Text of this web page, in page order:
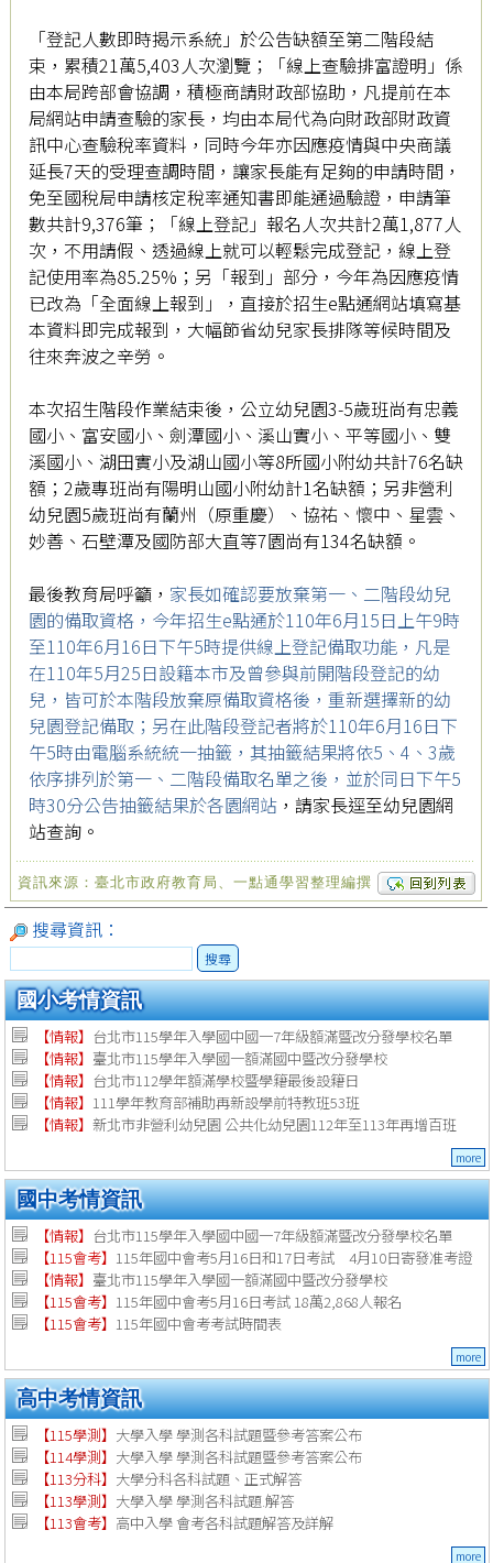
「登記人數即時揭示系統」於公告缺額至第二階段結
束，累積21萬5,403人次瀏覽；「線上查驗排富證明」係
由本局跨部會協調，積極商請財政部協助，凡提前在本
局網站申請查驗的家長，均由本局代為向財政部財政資
訊中心查驗稅率資料，同時今年亦因應疫情與中央商議
延長7天的受理查調時間，讓家長能有足夠的申請時間，
免至國稅局申請核定稅率通知書即能通過驗證，申請筆
數共計9,376筆；「線上登記」報名人次共計2萬1,877人
次，不用請假、透過線上就可以輕鬆完成登記，線上登
記使用率為85.25%；另「報到」部分，今年為因應疫情
已改為「全面線上報到」，直接於招生e點通網站填寫基
本資料即完成報到，大幅節省幼兒家長排隊等候時間及
往來奔波之辛勞。
本次招生階段作業結束後，公立幼兒園3-5歲班尚有忠義
國小、富安國小、劍潭國小、溪山實小、平等國小、雙
溪國小、湖田實小及湖山國小等8所國小附幼共計76名缺
額；2歲專班尚有陽明山國小附幼計1名缺額；另非營利
幼兒園5歲班尚有蘭州（原重慶）、協祐、懷中、星雲、
妙善、石壁潭及國防部大直等7園尚有134名缺額。
最後教育局呼籲， 家長如確認要放棄第一、二階段幼兒
園的備取資格，今年招生e點通於110年6月15日上午9時
至110年6月16日下午5時提供線上登記備取功能，凡是
在110年5月25日設籍本市及曾參與前開階段登記的幼
兒，皆可於本階段放棄原備取資格後，重新選擇新的幼
兒園登記備取；另在此階段登記者將於110年6月16日下
午5時由電腦系統統一抽籤，其抽籤結果將依5、4、3歲
依序排列於第一、二階段備取名單之後，並於同日下午5
時30分公告抽籤結果於各園網站，請家長逕至幼兒園網
站查詢。
資訊來源：臺北市政府教育局、一點通學習整理編撰
搜尋資訊：
搜尋
國小考情資訊
【情報】 台北市115學年入學國中國一7年級額滿暨改分發學校名單
【情報】 臺北市115學年入學國一額滿國中暨改分發學校
【情報】 台北市112學年額滿學校暨學籍最後設籍日
【情報】 111學年教育部補助再新設學前特教班53班
【情報】新北市非營利幼兒園 公共化幼兒園112年至113年再增百班
more
國中考情資訊
【情報】 台北市115學年入學國中國一7年級額滿暨改分發學校名單
【115會考】 115年國中會考5月16日和17日考試 4月10日寄發准考證
【情報】 臺北市115學年入學國一額滿國中暨改分發學校
【115會考】 115年國中會考5月16日考試 18萬2,868人報名
【115會考】 115年國中會考考試時間表
more
高中考情資訊
【115學測】 大學入學 學測各科試題暨參考答案公布
【114學測】 大學入學 學測各科試題暨參考答案公布
【113分科】 大學分科各科試題、正式解答
【113學測】 大學入學 學測各科試題.解答
【113會考】 高中入學 會考各科試題解答及詳解
more